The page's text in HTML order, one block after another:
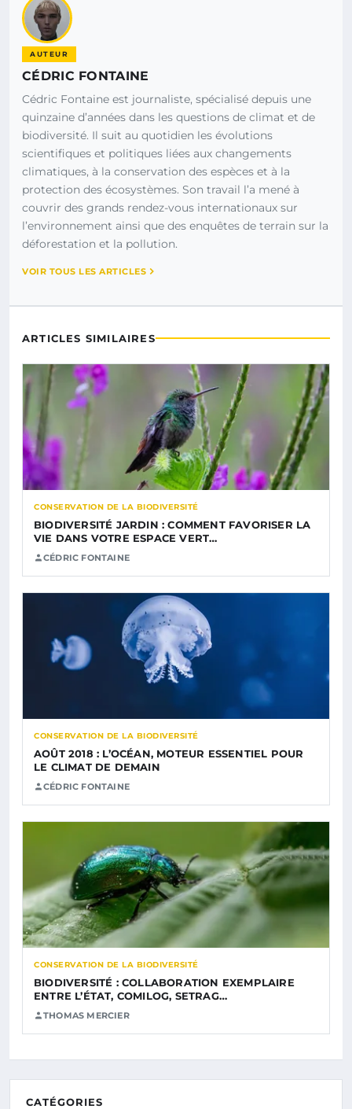
AUTEUR
CÉDRIC FONTAINE
Cédric Fontaine est journaliste, spécialisé depuis une
quinzaine d’années dans les questions de climat et de
biodiversité. Il suit au quotidien les évolutions
scientifiques et politiques liées aux changements
climatiques, à la conservation des espèces et à la
protection des écosystèmes. Son travail l’a mené à
couvrir des grands rendez-vous internationaux sur
l’environnement ainsi que des enquêtes de terrain sur la
déforestation et la pollution.
VOIR TOUS LES ARTICLES
ARTICLES SIMILAIRES
CONSERVATION DE LA BIODIVERSITÉ
BIODIVERSITÉ JARDIN : COMMENT FAVORISER LA
VIE DANS VOTRE ESPACE VERT…
CÉDRIC FONTAINE
CONSERVATION DE LA BIODIVERSITÉ
AOÛT 2018 : L’OCÉAN, MOTEUR ESSENTIEL POUR
LE CLIMAT DE DEMAIN
CÉDRIC FONTAINE
CONSERVATION DE LA BIODIVERSITÉ
BIODIVERSITÉ : COLLABORATION EXEMPLAIRE
ENTRE L’ÉTAT, COMILOG, SETRAG…
THOMAS MERCIER
CATÉGORIES